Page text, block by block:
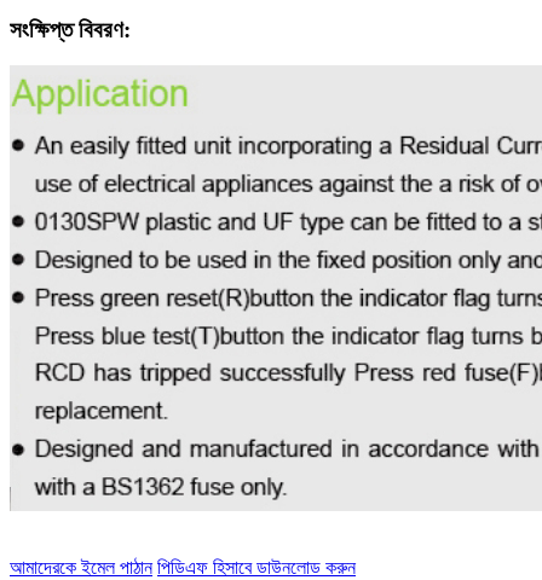
সংক্ষিপ্ত বিবরণ:
আমাদেরকে ইমেল পাঠান পিডিএফ হিসাবে ডাউনলোড করুন